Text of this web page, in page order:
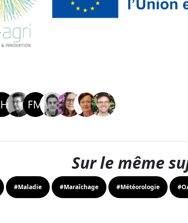
Sur le même
#Maladie #Maraîchage #Météorologie